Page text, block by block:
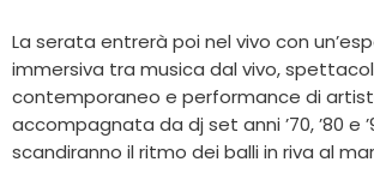
La serata entrerà poi nel vivo con
immersiva tra musica dal vivo,
contemporaneo e performance di
accompagnata da dj set anni ’70, ’80 e
scandiranno il ritmo dei balli in riva al